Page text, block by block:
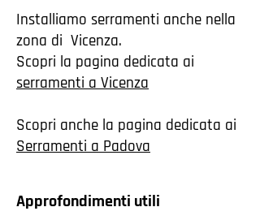
Installiamo serramenti anche nella
zona di Vicenza.
Scopri la pagina dedicata ai
serramenti a Vicenza
Scopri anche la pagina dedicata ai
Serramenti a Padova
Approfondimenti utili